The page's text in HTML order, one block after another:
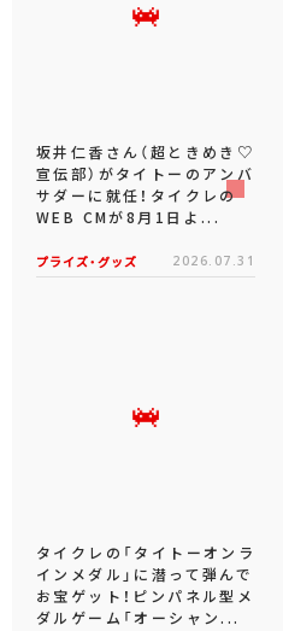
坂井仁香さん（超ときめき♡
宣伝部）がタイトーのアンバ
サダーに就任！タイクレの
WEB CMが8月1日よ...
プライズ・グッズ 2026.07.31
タイクレの「タイトーオンラ
インメダル」に潜って弾んで
お宝ゲット！ピンパネル型メ
ダルゲーム「オーシャン...